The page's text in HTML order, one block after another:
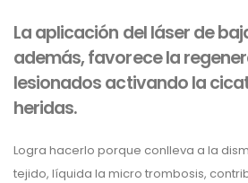
La aplicación del láser de
además, favorece la
lesionados activando la
heridas.
Logra hacerlo porque conlleva a la
tejido, líquida la micro trombosis,